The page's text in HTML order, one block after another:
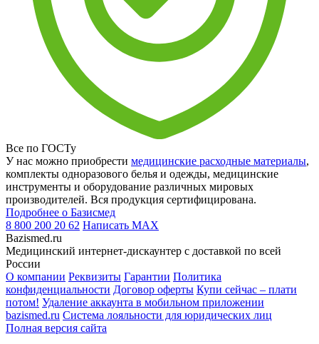
Все по ГОСТу
У нас можно приобрести медицинские расходные материалы,
комплекты одноразового белья и одежды, медицинские
инструменты и оборудование различных мировых
производителей. Вся продукция сертифицирована.
Подробнее о Базисмед
8 800 200 20 62 Написать MAX
Bazismed.ru
Медицинский интернет-дискаунтер с доставкой по всей
России
О компании Реквизиты Гарантии Политика
конфиденциальности Договор оферты Купи сейчас – плати
потом! Удаление аккаунта в мобильном приложении
bazismed.ru Система лояльности для юридических лиц
Полная версия сайта